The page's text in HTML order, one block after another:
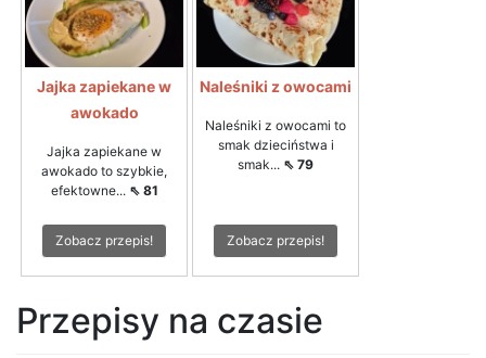
Jajka zapiekane w
awokado
Jajka zapiekane w
awokado to szybkie,
efektowne... ⇖ 81
Zobacz przepis!
Naleśniki z owocami
Naleśniki z owocami to
smak dzieciństwa i
smak... ⇖ 79
Zobacz przepis!
Przepisy na czasie